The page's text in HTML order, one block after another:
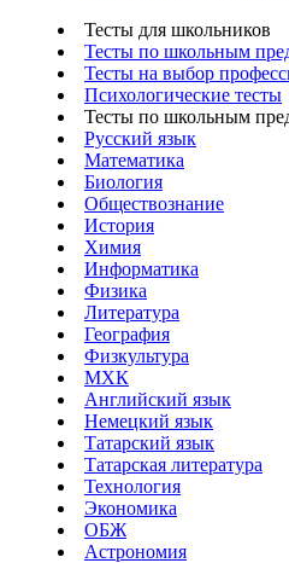
Тесты для школьников
Тесты по школьным
Тесты на выбор
Психологические тесты
Тесты по школьным
Русский язык
Математика
Биология
Обществознание
История
Химия
Информатика
Физика
Литература
География
Физкультура
МХК
Английский язык
Немецкий язык
Татарский язык
Татарская литература
Технология
Экономика
ОБЖ
Астрономия